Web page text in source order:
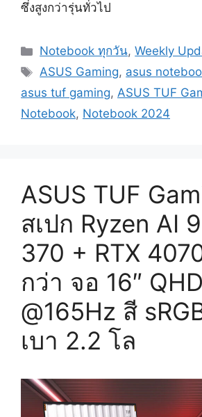
ซึ่งสูงกว่ารุ่นทั่วไป
Categories
Notebook ทุกวัน,Weekly
Tags
ASUS Gaming, asus
asus tuf gaming, ASUS TUF
Notebook, Notebook 2024
ASUS TUF
สเปก Ryzen AI
370 + RTX
กว่า จอ 16″
@165Hz สี
เบา 2.2 โล